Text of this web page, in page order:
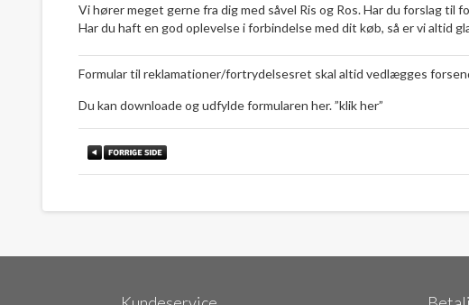
Vi hører meget gerne fra dig med såvel Ris og Ros. Har du forslag
Har du haft en god oplevelse i forbindelse med dit køb, så er vi altid
Formular til reklamationer/fortrydelsesret skal altid vedlægges
Du kan downloade og udfylde formularen her. ”klik her”